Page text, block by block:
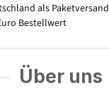
als Paketversand
Bestellwert
Über uns